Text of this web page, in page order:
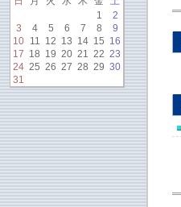
1
2
3
4 5 6 7 8
9
10 11 12 13 14 15 16
17 18 19 20 21 22 23
24 25 26 27 28 29 30
31